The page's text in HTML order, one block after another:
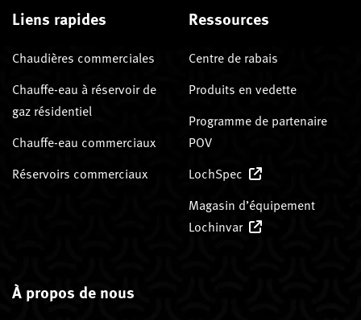
Liens rapides
Chaudières commerciales
Chauffe-eau à réservoir de
gaz résidentiel
Chauffe-eau commerciaux
Réservoirs commerciaux
Ressources
Centre de rabais
Produits en vedette
Programme de partenaire
POV
LochSpec
Magasin d’équipement
Lochinvar
À propos de nous